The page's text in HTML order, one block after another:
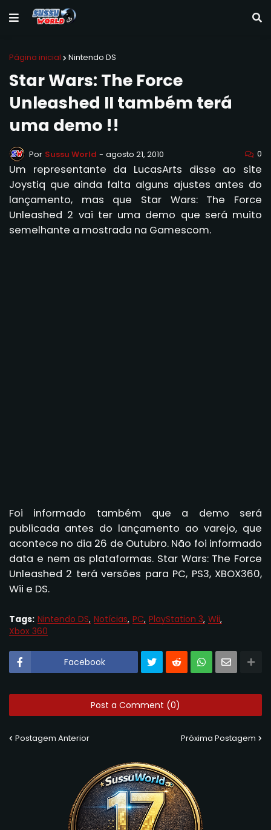
Página inicial Nintendo DS
Star Wars: The Force
Unleashed II também terá
uma demo !!
Por Sussu World - agosto 21, 2010 0
Um representante da LucasArts disse ao site
Joystiq que ainda falta alguns ajustes antes do
lançamento, mas que Star Wars: The Force
Unleashed 2 vai ter uma demo que será muito
semelhante a mostrada na Gamescom.
Foi informado também que a demo será
publicada antes do lançamento ao varejo, que
acontece no dia 26 de Outubro. Não foi informado
data e nem as plataformas. Star Wars: The Force
Unleashed 2 terá versões para PC, PS3, XBOX360,
Wii e DS.
Tags: Nintendo DS Notícias PC PlayStation 3 Wii
Xbox 360
Facebook
Post a Comment (0)
Postagem Anterior Próxima Postagem